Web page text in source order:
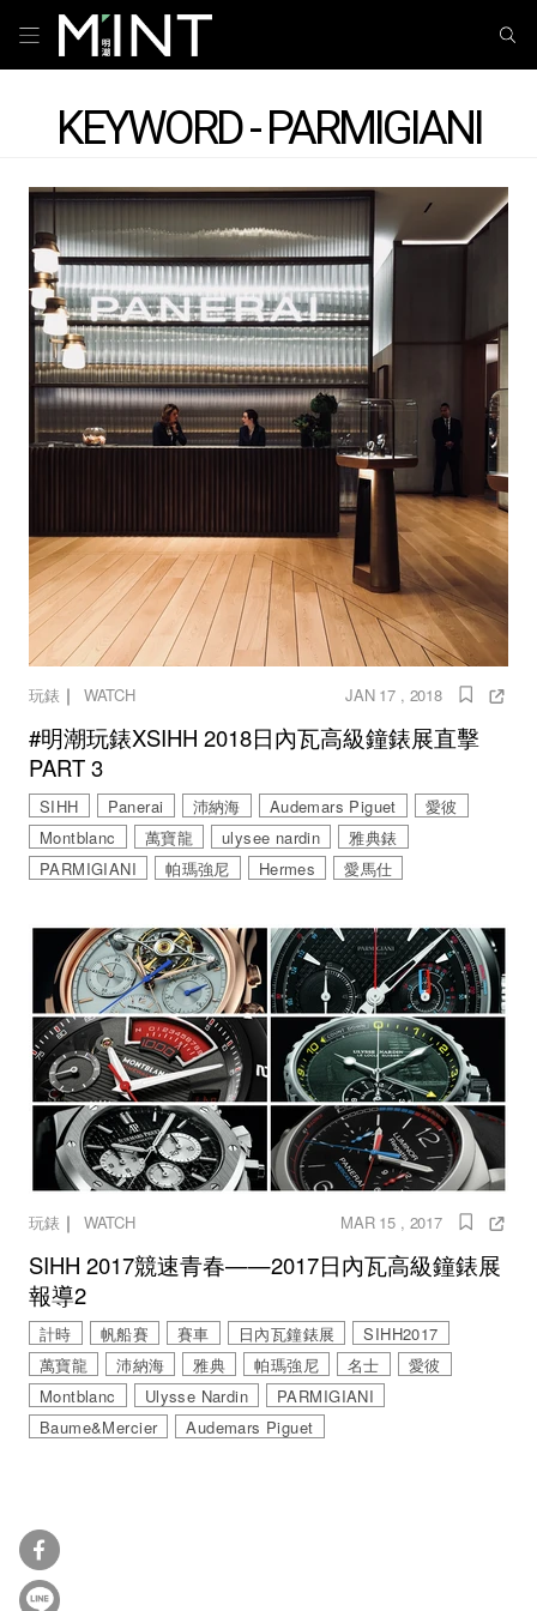
KEYWORD - PARMIGIANI
玩錶 ｜ WATCH JAN 17 , 2018
#明潮玩錶XSIHH 2018日內瓦高級鐘錶展直擊
PART 3
SIHH Panerai 沛納海 Audemars Piguet
愛彼
Montblanc
萬寶龍 ulysee nardin
雅典錶
PARMIGIANI
帕瑪強尼 Hermes 愛馬仕
玩錶 ｜ WATCH MAR 15 , 2017
SIHH 2017競速青春——2017日內瓦高級鐘錶展
報導2
計時 帆船賽 賽車 日內瓦鐘錶展
SIHH2017
萬寶龍
沛納海 雅典 帕瑪強尼 名士
愛彼
Montblanc
Ulysse Nardin
PARMIGIANI
Baume&Mercier
Audemars Piguet